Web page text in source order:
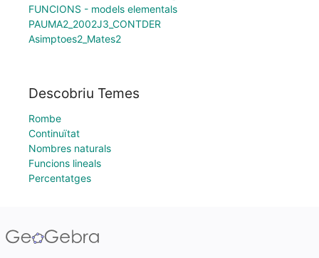
FUNCIONS - models elementals
PAUMA2_2002J3_CONTDER
Asimptoes2_Mates2
Descobriu Temes
Rombe
Continuïtat
Nombres naturals
Funcions lineals
Percentatges